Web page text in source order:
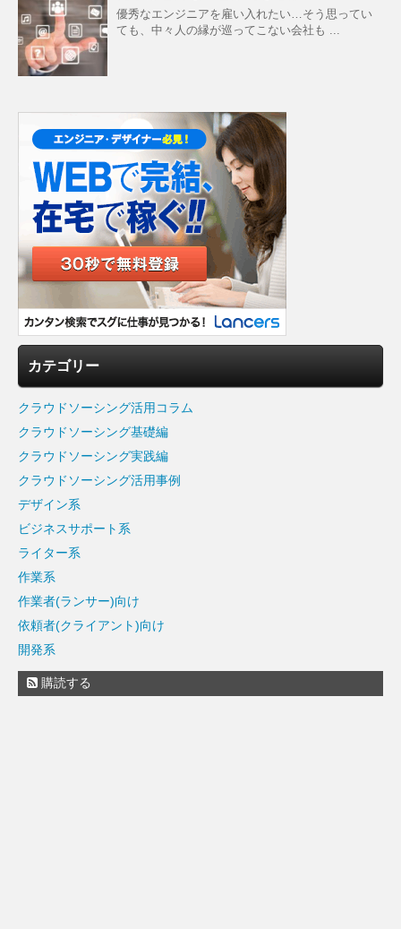
優秀なエンジニアを雇い入れたい…そう思ってい
ても、中々人の縁が巡ってこない会社も ...
カテゴリー
クラウドソーシング活用コラム
クラウドソーシング基礎編
クラウドソーシング実践編
クラウドソーシング活用事例
デザイン系
ビジネスサポート系
ライター系
作業系
作業者(ランサー)向け
依頼者(クライアント)向け
開発系
購読する